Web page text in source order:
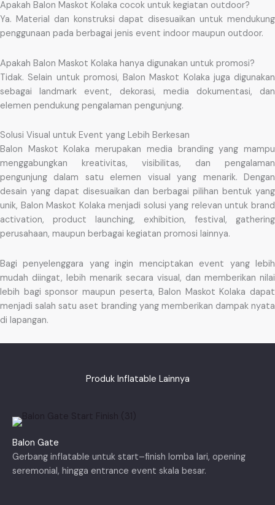
Apakah Balon Maskot Kolaka cocok untuk kegiatan outdoor?
Ya. Material dan konstruksi dapat disesuaikan untuk mendukung
penggunaan pada berbagai jenis event indoor maupun outdoor.
Apakah Balon Maskot Kolaka hanya digunakan untuk promosi?
Tidak. Selain untuk promosi, Balon Maskot Kolaka juga digunakan
sebagai landmark event, dekorasi, media dokumentasi, dan
elemen pendukung pengalaman pengunjung.
Solusi Visual untuk Event yang Lebih Berkesan
Balon Maskot Kolaka merupakan media branding yang mampu
menggabungkan kreativitas, visibilitas, dan pengalaman
pengunjung dalam satu elemen visual yang menarik. Dengan
desain yang dapat disesuaikan dan berbagai pilihan bentuk yang
unik, Balon Maskot Kolaka menjadi solusi yang relevan untuk brand
activation, product launching, exhibition, festival, gathering
perusahaan, maupun berbagai kegiatan promosi lainnya.
Bagi penyelenggara yang ingin menciptakan event yang lebih
mudah diingat, lebih menarik secara visual, dan memberikan nilai
lebih bagi sponsor maupun peserta, Balon Maskot Kolaka dapat
menjadi salah satu aset branding yang memberikan dampak nyata
di lapangan.
Produk Inflatable Lainnya
Balon Gate
Gerbang inflatable untuk start–finish lomba lari, opening
seremonial, hingga entrance event skala besar.